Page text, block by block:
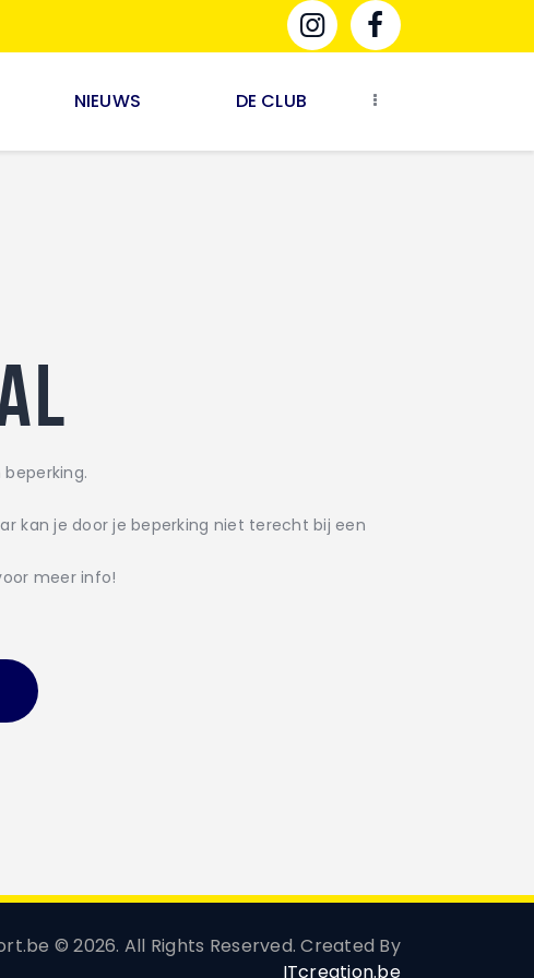
NIEUWS DE CLUB
kan je door je beperking niet terecht bij een
meer info!
© 2026. All Rights Reserved. Created By
ITcreation.be